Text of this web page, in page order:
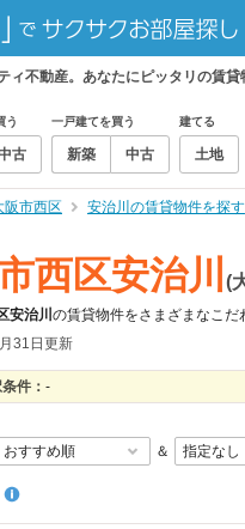
不動産。あなたにピッタリの賃貸
う
古
一戸建てを買う
新築 中古
建てる
土地
阪市西区 安治川の賃貸物件を探す
西区安治川 (
安治川 の賃貸物件をさまざまなこだ
31日更新
件： -
＆